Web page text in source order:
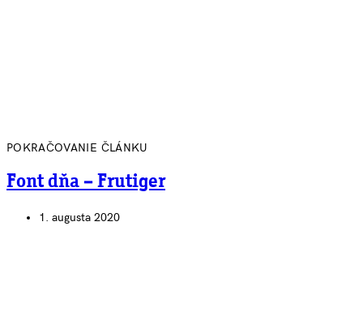
POKRAČOVANIE ČLÁNKU
Font dňa – Frutiger
1. augusta 2020